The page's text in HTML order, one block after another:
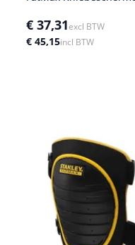
€ 37,31excl BTW
€ 45,15incl BTW